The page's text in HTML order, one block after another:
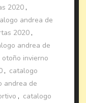
2020 ,
andrea de
2020 ,
andrea de
invierno
, catalogo
andrea de
, catalogo